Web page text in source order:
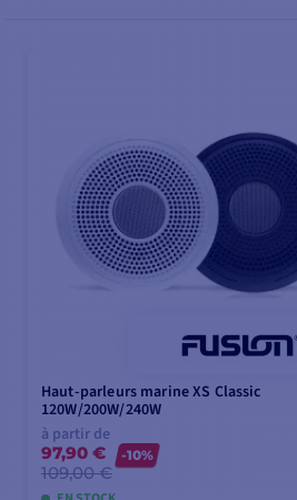
Haut-parleurs marine XS Classic
120W/200W/240W
à partir de
97,90 €
109,00 €
-10%